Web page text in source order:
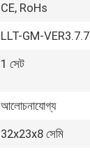
CE, RoHs
LLT-GM-VER3.7.7
1 সেট
আলোচনাযোগ্য
32x23x8 সেমি